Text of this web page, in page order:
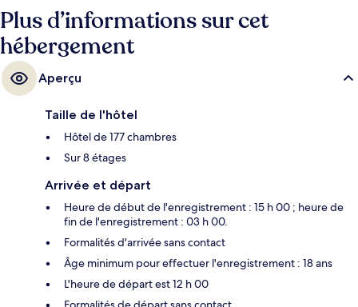
touristiques, mais aussi pour la courte distance par rapport aux
transports publics : Station de métro Guy-Concordia se situe à 6 min à
pied et Station de métro Georges-Vanier, à 9 min de marche.
Plus d’informations sur cet
hébergement
Aperçu
Taille de l'hôtel
Hôtel de 177 chambres
Sur 8 étages
Arrivée et départ
Heure de début de l'enregistrement : 15 h 00 ; heure de
fin de l'enregistrement : 03 h 00.
Formalités d'arrivée sans contact
Âge minimum pour effectuer l'enregistrement : 18 ans
L'heure de départ est 12 h 00